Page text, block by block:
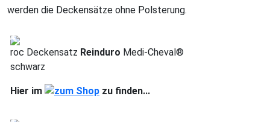
werden die Deckensätze ohne Polsterung.
roc Deckensatz Reinduro Medi-Cheval®
schwarz
Hier im zu finden...